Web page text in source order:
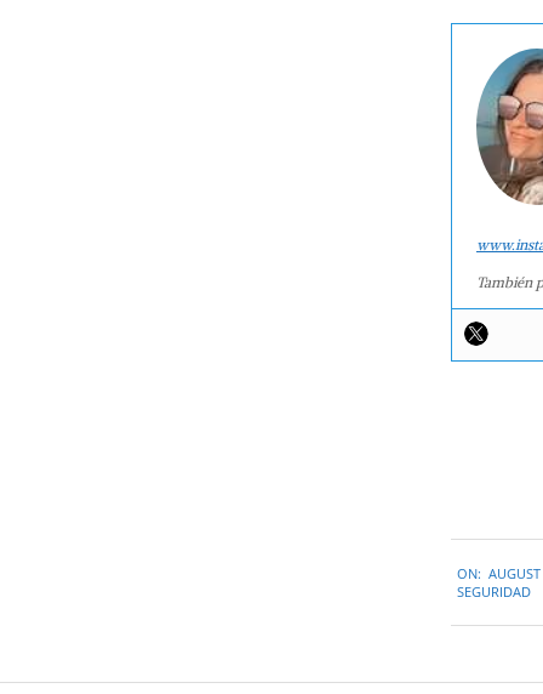
También
08-
ON:
SEGURIDAD